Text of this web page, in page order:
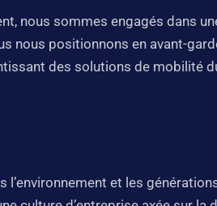
nous sommes engagés dans
nous positionnons en avant-
des solutions de mobilité
et les